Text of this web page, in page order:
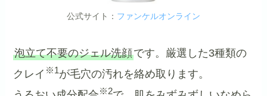
公式サイト： ファンケルオンライン
泡立て不要のジェル洗顔です。厳選した3種類の
クレイ ※1が毛穴の汚れを絡め取ります。
※2